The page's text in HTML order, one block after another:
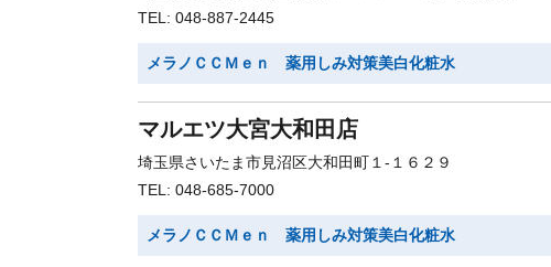
TEL: 048-887-2445
メラノＣＣＭｅｎ 薬用しみ対策美白化粧水
マルエツ大宮大和田店
埼玉県さいたま市見沼区大和田町１-１６２９
TEL: 048-685-7000
メラノＣＣＭｅｎ 薬用しみ対策美白化粧水